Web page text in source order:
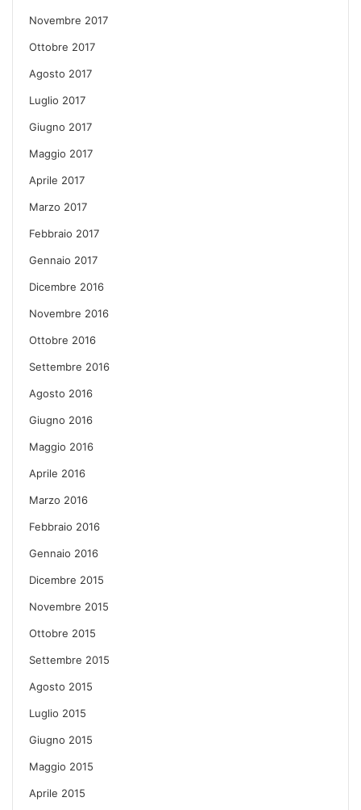
Novembre 2017
Ottobre 2017
Agosto 2017
Luglio 2017
Giugno 2017
Maggio 2017
Aprile 2017
Marzo 2017
Febbraio 2017
Gennaio 2017
Dicembre 2016
Novembre 2016
Ottobre 2016
Settembre 2016
Agosto 2016
Giugno 2016
Maggio 2016
Aprile 2016
Marzo 2016
Febbraio 2016
Gennaio 2016
Dicembre 2015
Novembre 2015
Ottobre 2015
Settembre 2015
Agosto 2015
Luglio 2015
Giugno 2015
Maggio 2015
Aprile 2015